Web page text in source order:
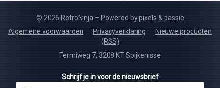
© 2026 RetroNinja – Powered by pixels & passie
Algemene voorwaarden
Privacyverklaring
Nieuwe producten
(RSS)
Fermiweg 7, 3208 KT Spijkenisse
Schrijf je in voor de nieuwsbrief